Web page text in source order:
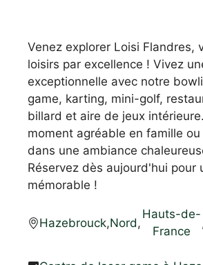
Venez explorer Loisi Flandres,
loisirs par excellence ! Vivez
exceptionnelle avec notre
game, karting, mini-golf,
billard et aire de jeux
moment agréable en famille
dans une ambiance
Réservez dès aujourd'hui pour
mémorable !
Hazebrouck,Nord,
Hauts-de-
France